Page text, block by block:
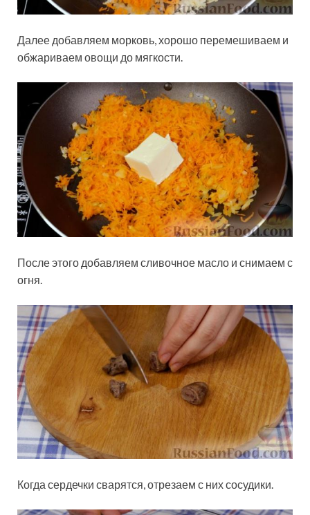
Далее добавляем морковь, хорошо перемешиваем и
обжариваем овощи до мягкости.
После этого добавляем сливочное масло и снимаем с
огня.
Когда сердечки сварятся, отрезаем с них сосудики.